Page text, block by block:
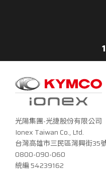
光陽集團-光捷股份有限公司
Ionex Taiwan Co., Ltd.
台灣高雄市三民區灣興街35
0800-090-060
統編 54239162